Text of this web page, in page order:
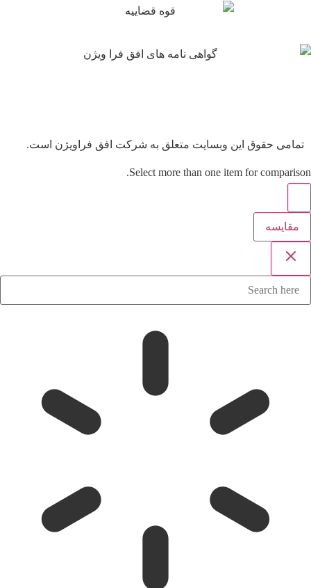
تمامی حقوق این وبسایت متعلق به شرکت افق فراویژن است.
Select more than one item for comparison.
مقایسه